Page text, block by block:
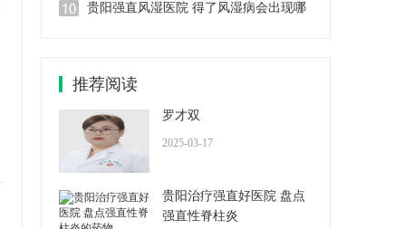
贵阳强直风湿医院 得了风湿病会出现哪
推荐阅读
罗才双
2025-03-17
贵阳治疗强直好医院 盘点
强直性脊柱炎